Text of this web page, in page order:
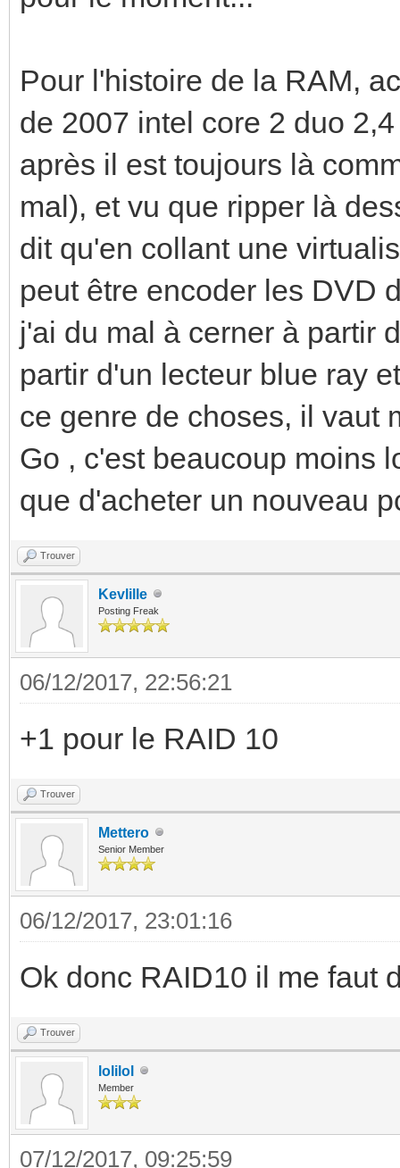
Pour l'histoire de la RAM,
de 2007 intel core 2 duo
après il est toujours là
mal), et vu que ripper là
dit qu'en collant une
peut être encoder les DVD
j'ai du mal à cerner à partir
partir d'un lecteur blue ray
ce genre de choses, il vaut
Go , c'est beaucoup moins
que d'acheter un nouveau
Trouver
Kevlille
Posting Freak
06/12/2017, 22:56:21
+1 pour le RAID 10
Trouver
Mettero
Senior Member
06/12/2017, 23:01:16
Ok donc RAID10 il me faut
Trouver
lolilol
Member
07/12/2017, 09:25:59